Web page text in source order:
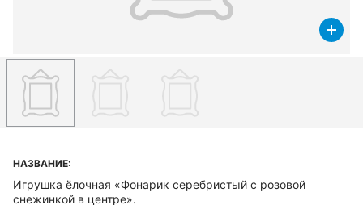
НАЗВАНИЕ:
Игрушка ёлочная «Фонарик серебристый с розовой
снежинкой в центре».